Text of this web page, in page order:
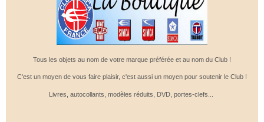
Tous les objets au nom de votre marque préférée et au nom du Club !
C'est un moyen de vous faire plaisir, c'est aussi un moyen pour soutenir le Club !
Livres, autocollants, modèles réduits, DVD, portes-clefs...